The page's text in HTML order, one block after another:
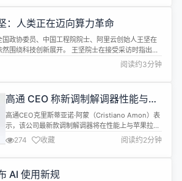
士提出，随着AI赋能千行百业，既需要技术和理论创
人才。 专家表示，2024年，人工智能整个专业的在
校生大概是4万多人，跟整个人工...
：人类正在迈向算力革命
政协委员、中国工程院院士、阿里云创始人王坚在
围绕科技创新展开。 王坚院士在接受采访时指出，
正在将人类带入一个全新的时代。按照王坚的观点，
次革命后，正在进入更为重要的算力革命。 摘录部分
们谈论现在的一个科技发展都是从第一次工业革命到
阅读约3分钟
高通 CEO 称新调制解调器性能与苹
果拉开显著差距
高通CEO克里斯蒂亚诺·阿蒙（Cristiano Amon）表
示，该公司最新款调制解调器将在性能上与苹果拉开
显著差距。 此前，苹果首次涉足调制解调器技术领
域。调制解调器是智能手机连接移动网络的核心组
件。高通是全球最大的调制解调器供应商之一，多年
而，2019年苹果收购了英特尔的调制解调器业务，
274 收藏 阅读约2分钟
AI 使用新规